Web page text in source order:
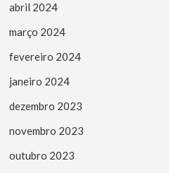
abril 2024
março 2024
fevereiro 2024
janeiro 2024
dezembro 2023
novembro 2023
outubro 2023